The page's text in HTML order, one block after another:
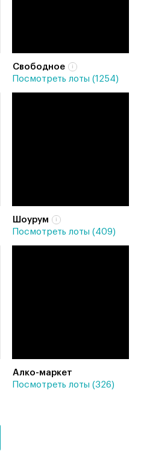
Свободное
Посмотреть лоты (1254)
Шоурум
Посмотреть лоты (409)
Алко-маркет
Посмотреть лоты (326)